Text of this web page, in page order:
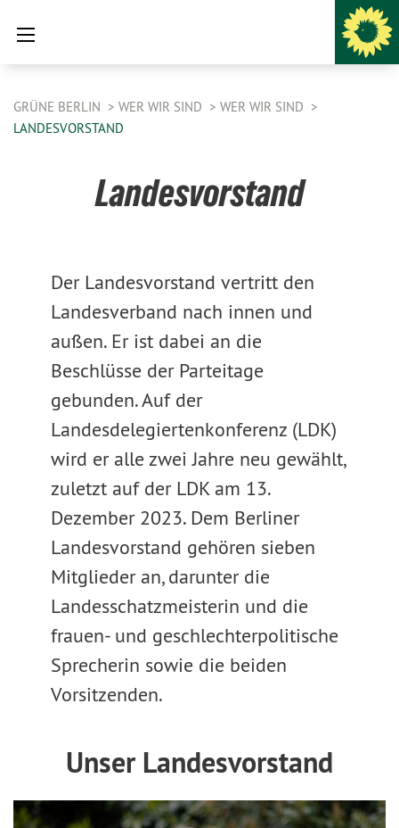
GRÜNE BERLIN WER WIR SIND
WER WIR SIND
LANDESVORSTAND
Landesvorstand
Der Landesvorstand vertritt den
Landesverband nach innen und
außen. Er ist dabei an die
Beschlüsse der Parteitage
gebunden. Auf der
Landesdelegiertenkonferenz (LDK)
wird er alle zwei Jahre neu gewählt,
zuletzt auf der LDK am 13.
Dezember 2023. Dem Berliner
Landesvorstand gehören sieben
Mitglieder an, darunter die
Landesschatzmeisterin und die
frauen- und geschlechterpolitische
Sprecherin sowie die beiden
Vorsitzenden.
Unser Landesvorstand